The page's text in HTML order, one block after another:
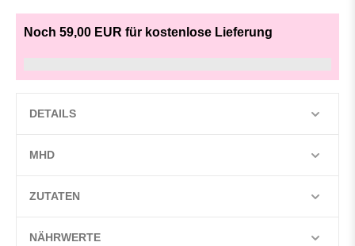
Noch 59,00 EUR für kostenlose Lieferung
DETAILS
MHD
ZUTATEN
NÄHRWERTE